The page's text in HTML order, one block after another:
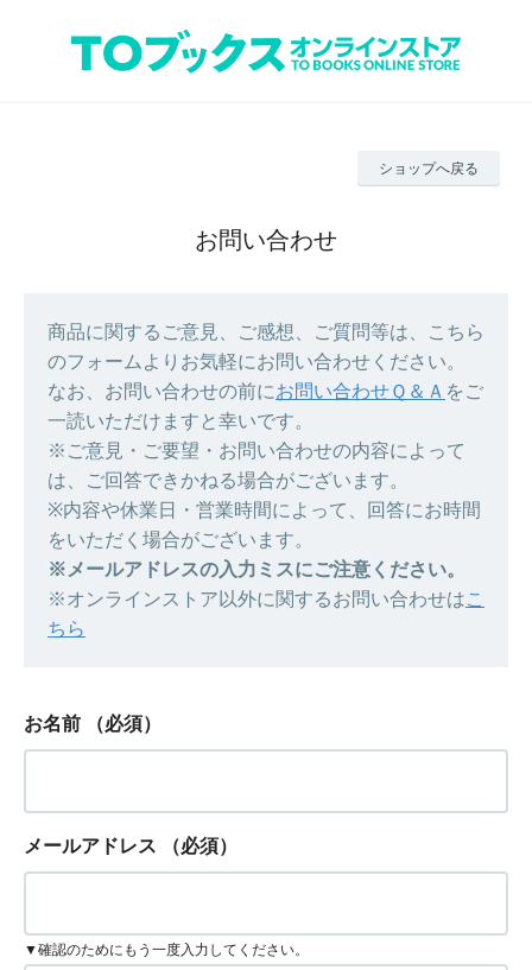
ショップへ戻る
お問い合わせ
商品に関するご意見、ご感想、ご質問等は、こちら
のフォームよりお気軽にお問い合わせください。
なお、お問い合わせの前にお問い合わせＱ＆Ａ をご
一読いただけますと幸いです。
※ご意見・ご要望・お問い合わせの内容によって
は、ご回答できかねる場合がございます。
※内容や休業日・営業時間によって、回答にお時間
をいただく場合がございます。
※メールアドレスの入力ミスにご注意ください。
※オンラインストア以外に関するお問い合わせはこ
ちら
お名前 （必須）
メールアドレス （必須）
▼確認のためにもう一度入力してください。